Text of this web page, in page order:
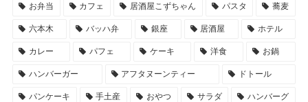
お弁当 カフェ 居酒屋こずちゃん パスタ 蕎麦
六本木 バッハ弁 銀座 居酒屋 ホテル
カレー パフェ ケーキ 洋食 お鍋
ハンバーガー アフタヌーンティー ドトール
パンケーキ 手土産 おやつ サラダ ハンバーグ